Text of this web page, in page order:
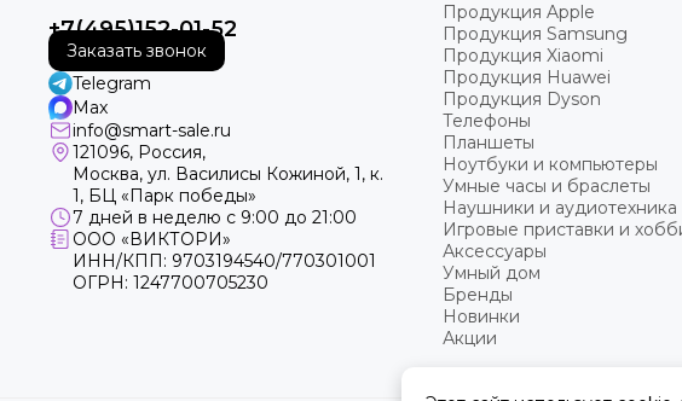
+7(495)152-01-52
Заказать звонок
Telegram
Max
info@smart-sale.ru
121096, Россия,
Москва, ул. Василисы Кожиной, 1, к.
1, БЦ «Парк победы»
7 дней в неделю с 9:00 до 21:00
ООО «ВИКТОРИ»
ИНН/КПП: 9703194540/770301001
ОГРН: 1247700705230
Продукция Apple
Продукция Samsung
Продукция Xiaomi
Продукция Huawei
Продукция Dyson
Телефоны
Планшеты
Ноутбуки и компьютеры
Умные часы и браслеты
Наушники и аудиотехника
Игровые приставки и
Аксессуары
Умный дом
Бренды
Новинки
Акции